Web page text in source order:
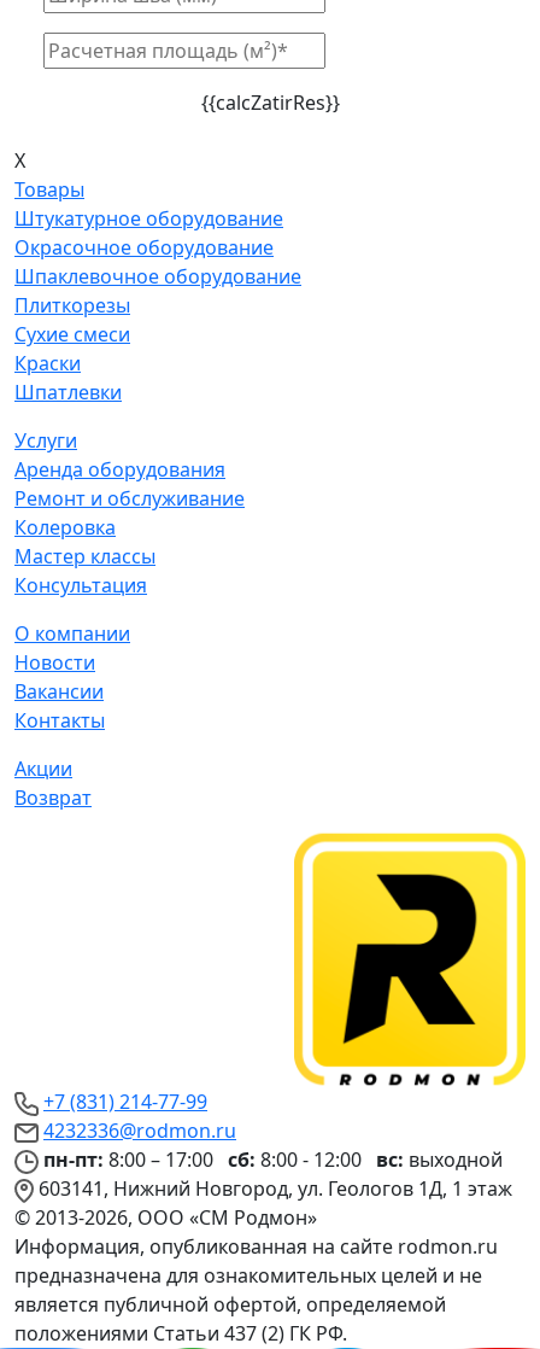
{{calcZatirRes}}
X
Товары
Штукатурное оборудование
Окрасочное оборудование
Шпаклевочное оборудование
Плиткорезы
Сухие смеси
Краски
Шпатлевки
Услуги
Аренда оборудования
Ремонт и обслуживание
Колеровка
Мастер классы
Консультация
О компании
Новости
Вакансии
Контакты
Акции
Возврат
+7 (831) 214-77-99
4232336@rodmon.ru
пн-пт: 8:00 – 17:00 сб: 8:00 - 12:00 вс: выходной
603141, Нижний Новгород, ул. Геологов 1Д, 1 этаж
© 2013-2026, ООО «СМ Родмон»
Информация, опубликованная на сайте rodmon.ru
предназначена для ознакомительных целей и не
является публичной офертой, определяемой
положениями Статьи 437 (2) ГК РФ.